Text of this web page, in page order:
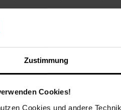
Zustimmung
Cookies!
Cookies und andere
titel: Poloshirt 'Windsurfing'
PFAS: PFAS Frei
material: Obermaterial: 100%
material-eigenschaften: Baumwolle
sondergroessen_produktebene:
Bügeln bei max. 110°C ohne
100% not_applicable